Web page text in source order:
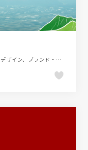
ECサイト、イラスト、カラフル、フラットデザイン、ブランド・サービスサイト、ホワイト系、ポップ、モーション多め、大きめ写真、施設・店舗サイト、第一次産業・SDGs・地方創生